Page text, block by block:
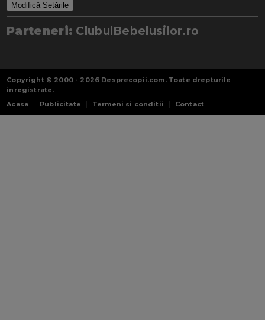
Modifică Setările
Parteneri: ClubulBebelusilor.ro
Copyright © 2000 - 2026 Desprecopii.com. Toate drepturile
inregistrate.
Acasa
Publicitate Termeni si conditii Contact